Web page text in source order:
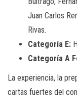
Juan Carlos
Rivas.
Categoría E:
Categoría A
La experiencia, la
cartas fuertes del